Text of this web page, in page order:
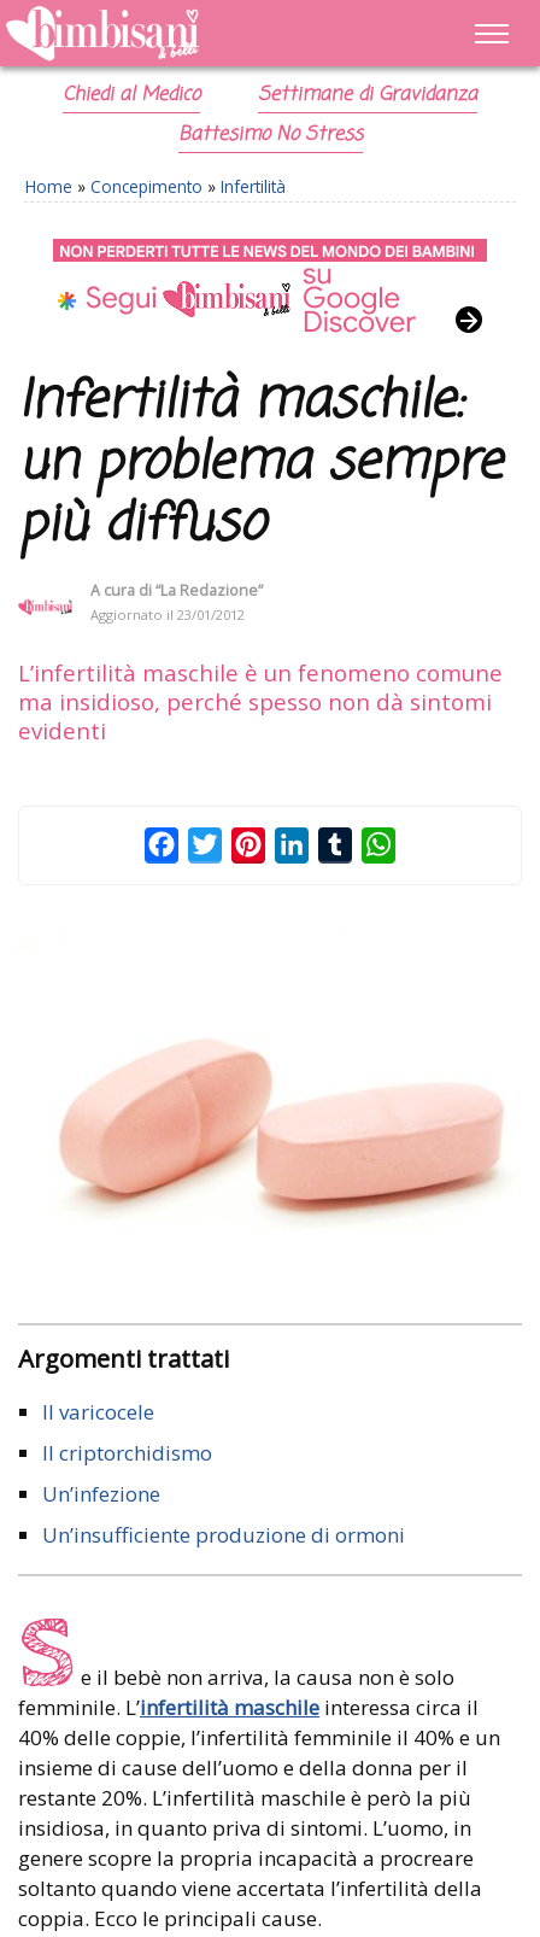
Chiedi al Medico
Settimane di Gravidanza
Battesimo No Stress
Home » Concepimento » Infertilità
Infertilità maschile:
un problema sempre
più diffuso
A cura di“La Redazione”
Aggiornato il 23/01/2012
L’infertilità maschile è un fenomeno comune
ma insidioso, perché spesso non dà sintomi
evidenti
FacebookTwitterPinterestLinkedInTumblr
Argomenti trattati
Il varicocele
Il criptorchidismo
Un’infezione
Un’insufficiente produzione di ormoni
S e il bebè non arriva, la causa non è solo
femminile. L’infertilità maschile interessa circa il
40% delle coppie, l’infertilità femminile il 40% e un
insieme di cause dell’uomo e della donna per il
restante 20%. L’infertilità maschile è però la più
insidiosa, in quanto priva di sintomi. L’uomo, in
genere scopre la propria incapacità a procreare
soltanto quando viene accertata l’infertilità della
coppia. Ecco le principali cause.